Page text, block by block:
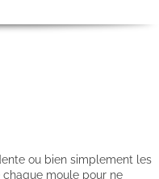
ou bien simplement les
moule pour ne